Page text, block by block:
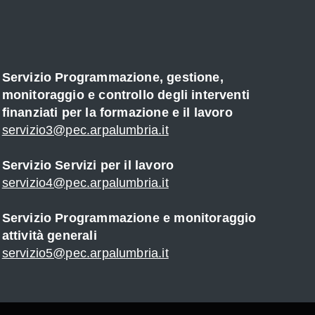
Servizio Programmazione, gestione,
monitoraggio e controllo degli interventi
finanziati per la formazione e il lavoro
servizio3@pec.arpalumbria.it
Servizio Servizi per il lavoro
servizio4@pec.arpalumbria.it
Servizio Programmazione e monitoraggio
attività generali
servizio5@pec.arpalumbria.it